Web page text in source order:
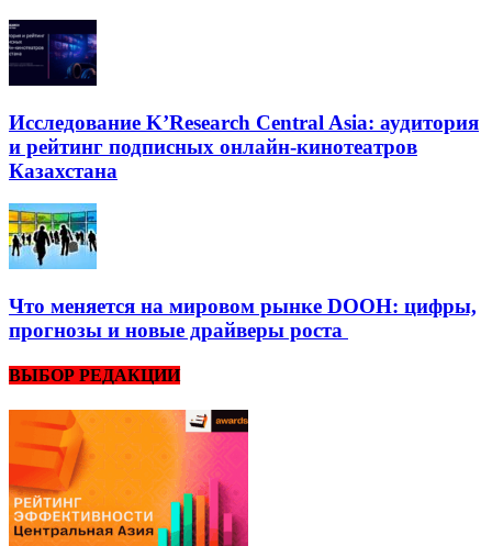
Исследование K’Research Central Asia: аудитория
и рейтинг подписных онлайн-кинотеатров
Казахстана
Что меняется на мировом рынке DOOH: цифры,
прогнозы и новые драйверы роста
ВЫБОР РЕДАКЦИИ